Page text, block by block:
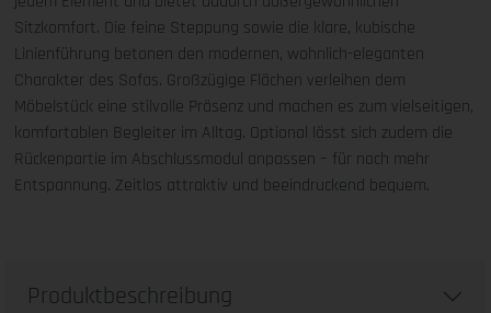
Sitzkomfort. Die feine Steppung sowie die klare, kubische
Linienführung betonen den modernen, wohnlich-eleganten
Charakter des Sofas. Großzügige Flächen verleihen dem
Möbelstück eine stilvolle Präsenz und machen es zum vielseitigen,
komfortablen Begleiter im Alltag. Optional lässt sich zudem die
Rückenpartie im Abschlussmodul anpassen – für noch mehr
Entspannung. Zeitlos attraktiv und beeindruckend bequem.
Produktbeschreibung